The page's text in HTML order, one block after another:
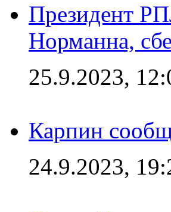
Президент
Норманна,
25.9.2023,
Карпин
24.9.2023,